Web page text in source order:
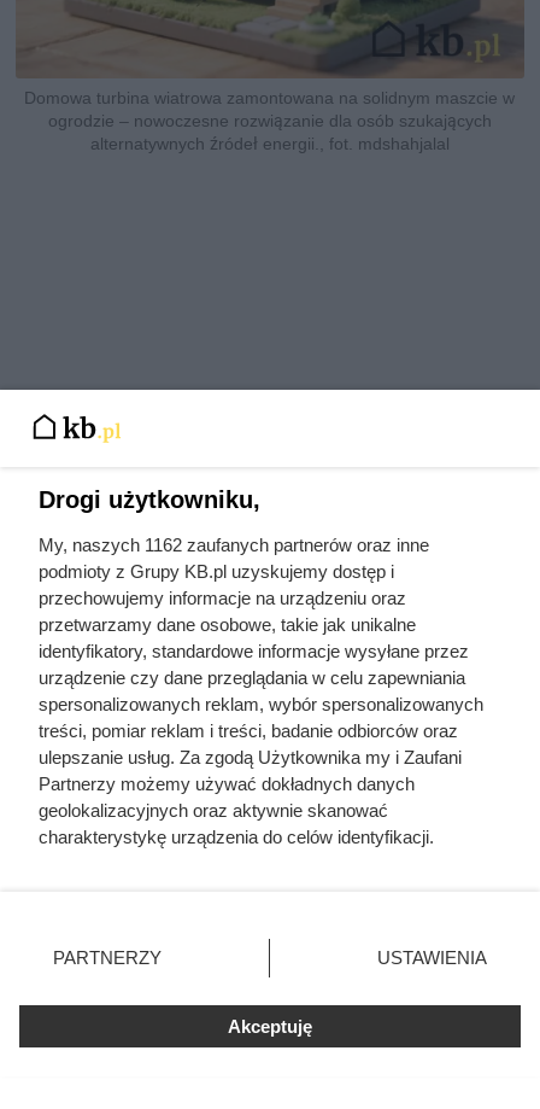
Domowa turbina wiatrowa zamontowana na solidnym maszcie w
ogrodzie – nowoczesne rozwiązanie dla osób szukających
alternatywnych źródeł energii., fot. mdshahjalal
Mała turbina 300 W: co zasili w
Drogi użytkowniku,
My, naszych 1162 zaufanych partnerów oraz inne
podmioty z Grupy KB.pl uzyskujemy dostęp i
przechowujemy informacje na urządzeniu oraz
przetwarzamy dane osobowe, takie jak unikalne
identyfikatory, standardowe informacje wysyłane przez
urządzenie czy dane przeglądania w celu zapewniania
spersonalizowanych reklam, wybór spersonalizowanych
treści, pomiar reklam i treści, badanie odbiorców oraz
ulepszanie usług. Za zgodą Użytkownika my i Zaufani
Partnerzy możemy używać dokładnych danych
geolokalizacyjnych oraz aktywnie skanować
charakterystykę urządzenia do celów identyfikacji.
zmienić/wycofać klikając przycisk ustawień prywatności
znajdujący się w lewym dolnym rogu strony. Niektóre
użytkownika, ale masz prawo sprzeciwić się takiemu
przetwarzaniu. Preferencje będą miały zastosowania tylko
PARTNERZY USTAWIENIA
Akceptuję